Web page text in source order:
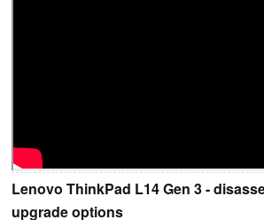
Lenovo ThinkPad L14 Gen 3 -
upgrade options